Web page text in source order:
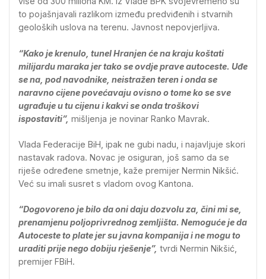
to pojašnjavali razlikom između predviđenih i stvarnih
geoloških uslova na terenu. Javnost nepovjerljiva.
“Kako je krenulo, tunel Hranjen će na kraju koštati
milijardu maraka jer tako se ovdje prave autoceste. Uđe
se na, pod navodnike, neistražen teren i onda se
naravno cijene povećavaju ovisno o tome ko se sve
ugrađuje u tu cijenu i kakvi se onda troškovi
ispostaviti”, mišljenja je novinar Ranko Mavrak.
Vlada Federacije BiH, ipak ne gubi nadu, i najavljuje skori
nastavak radova. Novac je osiguran, još samo da se
riješe određene smetnje, kaže premijer Nermin Nikšić.
Već su imali susret s vladom ovog Kantona.
“Dogovoreno je bilo da oni daju dozvolu za, čini mi se,
prenamjenu poljoprivrednog zemljišta. Nemoguće je da
Autoceste to plate jer su javna kompanija i ne mogu to
uraditi prije nego dobiju rješenje”, tvrdi Nermin Nikšić,
premijer FBiH.